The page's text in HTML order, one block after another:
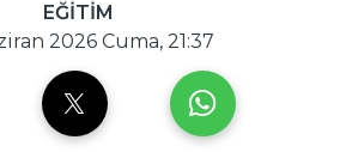
EĞİTİM
2026 Cuma, 21:37